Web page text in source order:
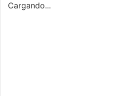
Cargando...